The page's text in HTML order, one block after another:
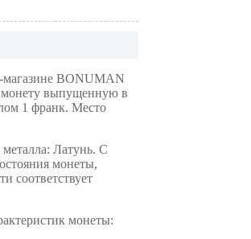
BONUMAN
выпущенную в
1 франк. Место
Латунь. С
монеты,
соответствует
монеты: